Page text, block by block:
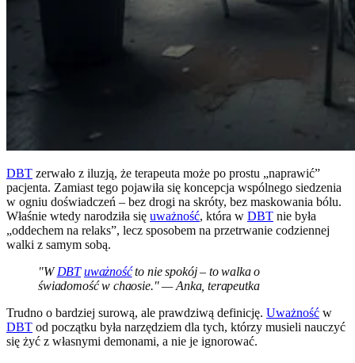
DBT zerwało z iluzją, że terapeuta może po prostu „naprawić”
pacjenta. Zamiast tego pojawiła się koncepcja wspólnego siedzenia
w ogniu doświadczeń – bez drogi na skróty, bez maskowania bólu.
Właśnie wtedy narodziła się uważność, która w DBT nie była
„oddechem na relaks”, lecz sposobem na przetrwanie codziennej
walki z samym sobą.
"WDBT uważnośćto nie spokój – to walka o
świadomość w chaosie." — Anka, terapeutka
Trudno o bardziej surową, ale prawdziwą definicję. Uważność w
DBT od początku była narzędziem dla tych, którzy musieli nauczyć
się żyć z własnymi demonami, a nie je ignorować.